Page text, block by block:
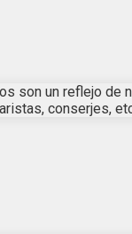
son un reflejo
conserjes,